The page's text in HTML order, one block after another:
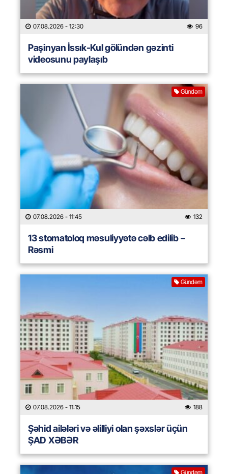
07.08.2026 - 12:30 96
Paşinyan İssık-Kul gölündən gəzinti
videosunu paylaşıb
Gündəm
07.08.2026 - 11:45 132
13 stomatoloq məsuliyyətə cəlb edilib –
Rəsmi
Gündəm
07.08.2026 - 11:15 188
Şəhid ailələri və əlilliyi olan şəxslər üçün
ŞAD XƏBƏR
Gündəm